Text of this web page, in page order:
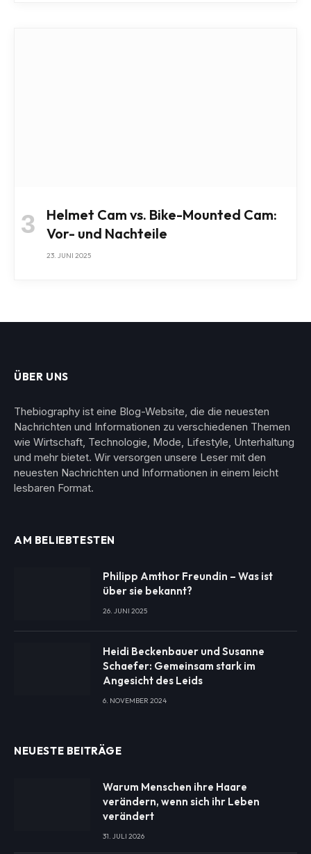
Helmet Cam vs. Bike-Mounted Cam:
Vor- und Nachteile
23. JUNI 2025
ÜBER UNS
Thebiography ist eine Blog-Website, die die neuesten
Nachrichten und Informationen zu verschiedenen Themen
wie Wirtschaft, Technologie, Mode, Lifestyle, Unterhaltung
und mehr bietet. Wir versorgen unsere Leser mit den
neuesten Nachrichten und Informationen in einem leicht
lesbaren Format.
AM BELIEBTESTEN
Philipp Amthor Freundin – Was ist
über sie bekannt?
26. JUNI 2025
Heidi Beckenbauer und Susanne
Schaefer: Gemeinsam stark im
Angesicht des Leids
6. NOVEMBER 2024
NEUESTE BEITRÄGE
Warum Menschen ihre Haare
verändern, wenn sich ihr Leben
verändert
31. JULI 2026